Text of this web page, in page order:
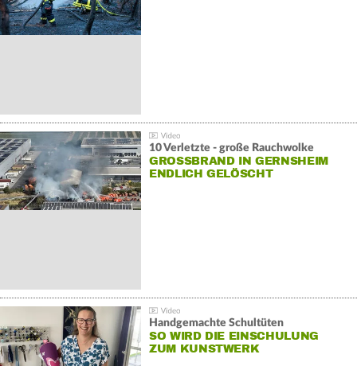
10 Verletzte - große Rauchwolke
GROSSBRAND IN GERNSHEIM E
NDLICH GELÖSCHT
Handgemachte Schultüten
SO WIRD DIE EINSCHULUNG
ZUM KUNSTWERK